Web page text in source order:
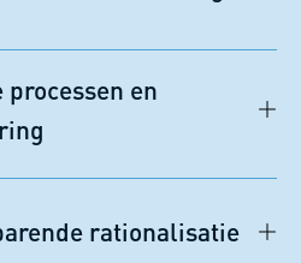
en
rationalisatie